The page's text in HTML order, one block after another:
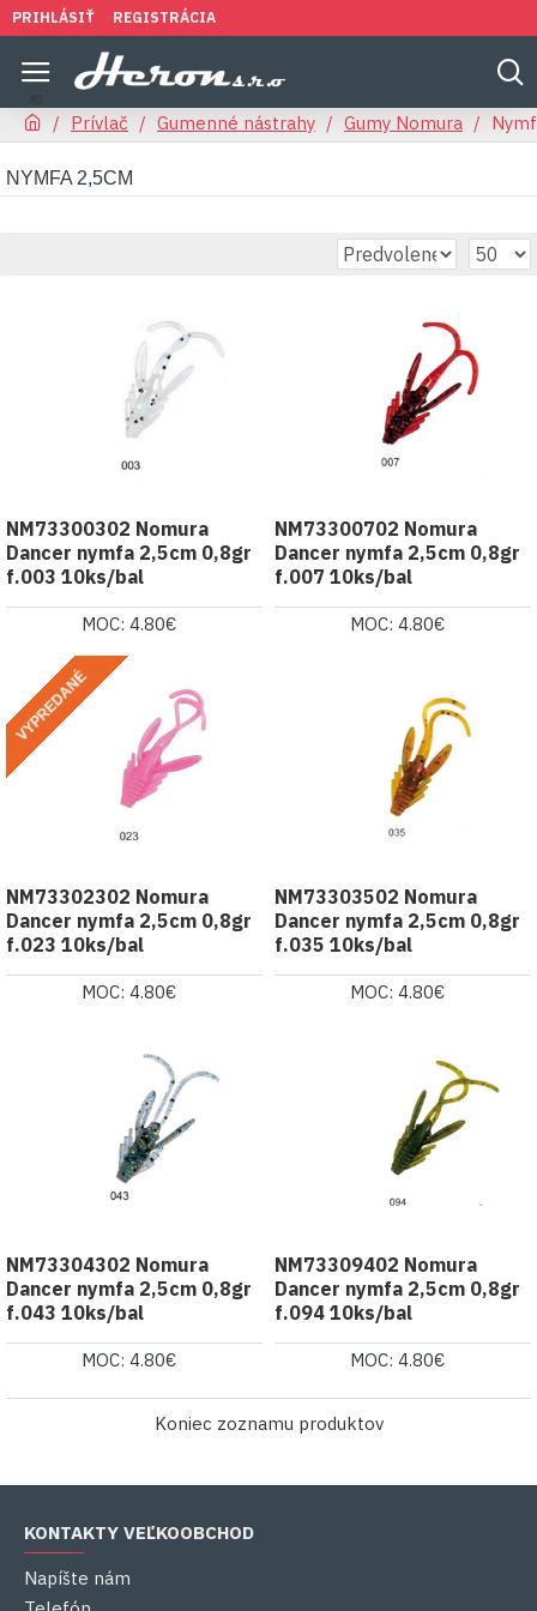
PRIHLÁSIŤ REGISTRÁCIA
Prívlač Gumenné nástrahy Gumy Nomura
NYMFA 2,5CM
NM73300302 Nomura
Dancer nymfa 2,5cm 0,8gr
f.003 10ks/bal
MOC: 4.80€
NM73300702 Nomura
Dancer nymfa 2,5cm 0,8gr
f.007 10ks/bal
MOC: 4.80€
VYPREDANÉ
NM73302302 Nomura
Dancer nymfa 2,5cm 0,8gr
f.023 10ks/bal
MOC: 4.80€
NM73303502 Nomura
Dancer nymfa 2,5cm 0,8gr
f.035 10ks/bal
MOC: 4.80€
NM73304302 Nomura
Dancer nymfa 2,5cm 0,8gr
f.043 10ks/bal
MOC: 4.80€
NM73309402 Nomura
Dancer nymfa 2,5cm 0,8gr
f.094 10ks/bal
MOC: 4.80€
Koniec zoznamu produktov
KONTAKTY VEĽKOOBCHOD
Napíšte nám